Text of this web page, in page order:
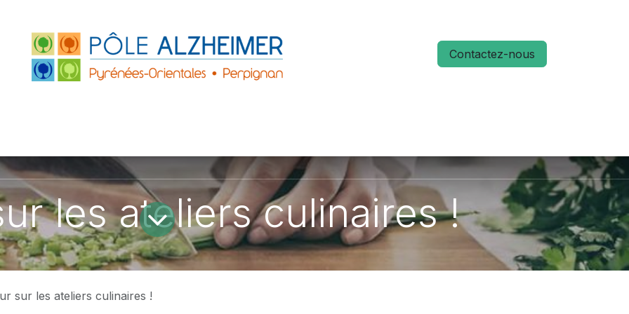
Contactez-nous
les ateliers culinaires !
sur les ateliers culinaires !